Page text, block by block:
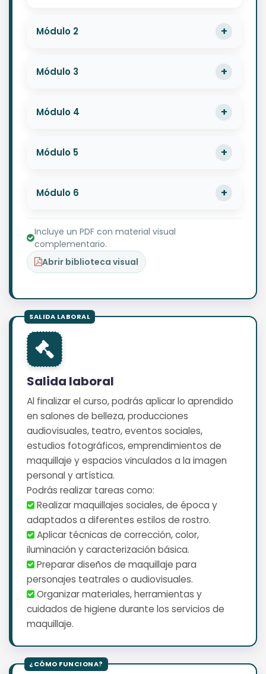
Módulo 2
Módulo 3
Módulo 4
Módulo 5
Módulo 6
Incluye un PDF con material visual
complementario.
Abrir biblioteca visual
Salida laboral
Al finalizar el curso, podrás aplicar lo aprendido
en salones de belleza, producciones
audiovisuales, teatro, eventos sociales,
estudios fotográficos, emprendimientos de
maquillaje y espacios vinculados a la imagen
personal y artística.
Podrás realizar tareas como:
️ Realizar maquillajes sociales, de época y
adaptados a diferentes estilos de rostro.
️ Aplicar técnicas de corrección, color,
iluminación y caracterización básica.
️ Preparar diseños de maquillaje para
personajes teatrales o audiovisuales.
️ Organizar materiales, herramientas y
cuidados de higiene durante los servicios de
maquillaje.